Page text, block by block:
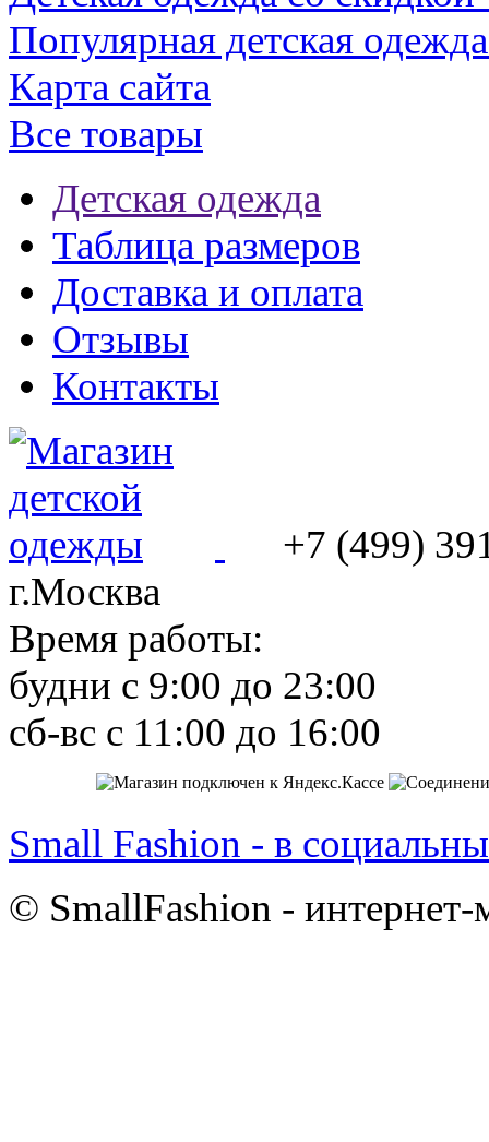
Популярная детская
Карта сайта
Все товары
Детская одежда
Таблица размеров
Доставка и оплата
Отзывы
Контакты
+7 (499)
г.Москва
Время работы:
будни с 9:00 до 23:00
сб-вс с 11:00 до 16:00
Small Fashion - в
© SmallFashion -